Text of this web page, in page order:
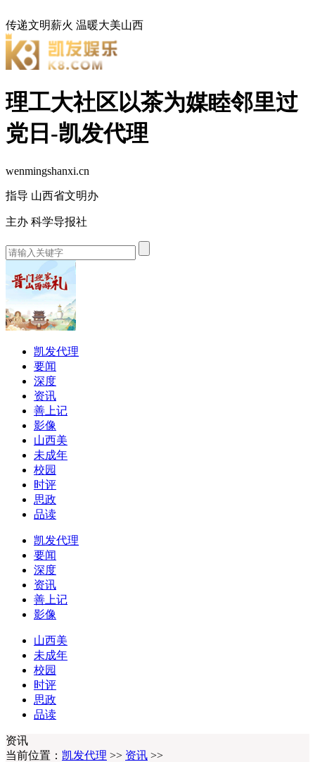
传递文明薪火 温暖大美山西
理工大社区以茶为媒睦邻里过
党日-凯发代理
wenmingshanxi.cn
指导 山西省文明办
主办 科学导报社
凯发代理
要闻
深度
资讯
善上记
影像
山西美
未成年
校园
时评
思政
品读
凯发代理
要闻
深度
资讯
善上记
影像
山西美
未成年
校园
时评
思政
品读
资讯
当前位置： 凯发代理 >> 资讯 >>